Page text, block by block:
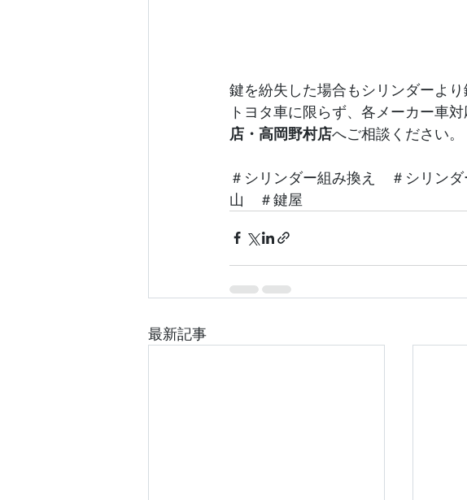
鍵を紛失した場合もシリンダーより
トヨタ車に限らず、各メーカー車
店・高岡野村店へご相談ください。
＃シリンダー組み換え　＃シリン
山　＃鍵屋
最新記事